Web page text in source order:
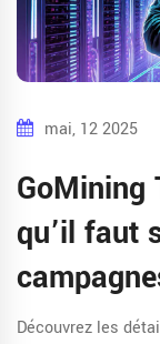
mai, 12 2025
GoMining
qu’il faut
Découvrez les